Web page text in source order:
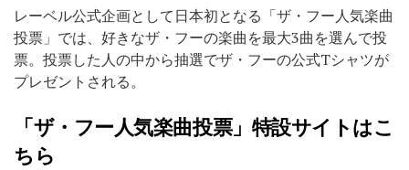
レーベル公式企画として日本初となる「ザ・フー人気楽曲
投票」では、好きなザ・フーの楽曲を最大3曲を選んで投
票。投票した人の中から抽選でザ・フーの公式Tシャツが
プレゼントされる。
「ザ・フー人気楽曲投票」特設サイトはこ
ちら